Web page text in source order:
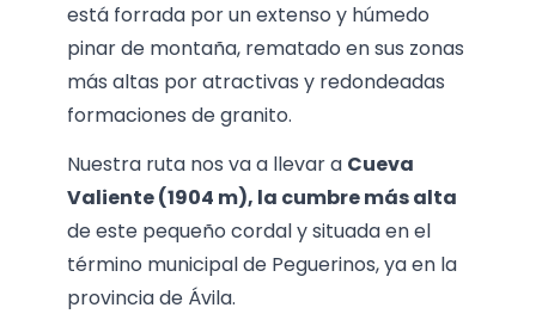
está forrada por un extenso y húmedo
pinar de montaña, rematado en sus zonas
más altas por atractivas y redondeadas
formaciones de granito.
Nuestra ruta nos va a llevar a Cueva
Valiente (1904 m), la cumbre más alta
de este pequeño cordal y situada en el
término municipal de Peguerinos, ya en la
provincia de Ávila.